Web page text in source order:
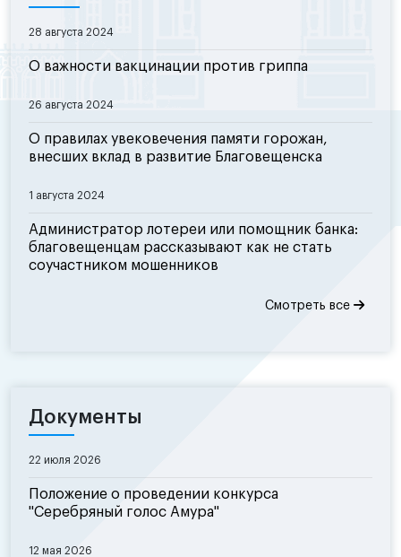
28 августа 2024
О важности вакцинации против гриппа
26 августа 2024
О правилах увековечения памяти горожан,
внесших вклад в развитие Благовещенска
1 августа 2024
Администратор лотереи или помощник банка:
благовещенцам рассказывают как не стать
соучастником мошенников
Смотреть все
Документы
22 июля 2026
Положение о проведении конкурса
"Серебряный голос Амура"
12 мая 2026